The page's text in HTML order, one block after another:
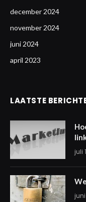
december 2024
november 2024
juni 2024
april 2023
LAATSTE
juli